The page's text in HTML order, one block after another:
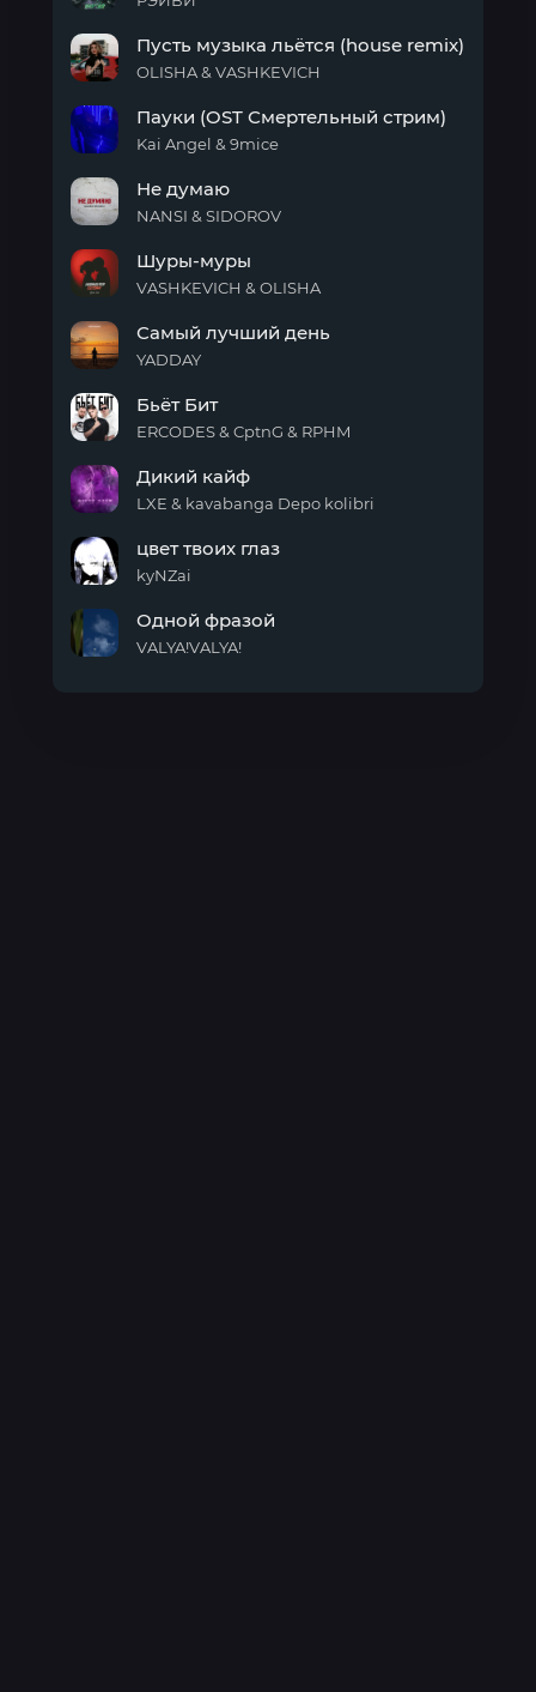
музыка
льётся
remix)
Пусть музыка льётся (house remix)
OLISHA & VASHKEVICH
(OST
Смертельный
Пауки (OST Смертельный стрим)
Kai Angel & 9mice
думаю
Не думаю
NANSI & SIDOROV
муры
Шуры-муры
VASHKEVICH & OLISHA
лучший
день
Самый лучший день
YADDAY
Бит
Бьёт Бит
ERCODES & CptnG & RPHM
кайф
Дикий кайф
LXE & kavabanga Depo kolibri
твоих
глаз
цвет твоих глаз
kyNZai
Одной фразой
VALYA!VALYA!